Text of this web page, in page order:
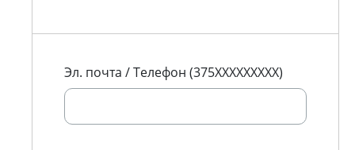
Эл. почта / Телефон (375XXXXXXXXX)